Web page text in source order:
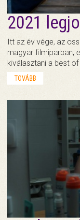
2021
Itt az év vége, az
magyar filmiparban,
kiválasztani a best
TOVÁBB